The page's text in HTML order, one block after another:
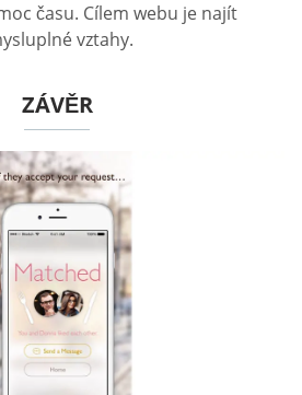
času. Cílem webu je najít
vztahy.
ZÁVĚR